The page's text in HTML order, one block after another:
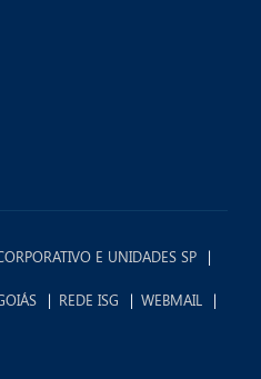
E UNIDADES SP
REDE ISG WEBMAIL